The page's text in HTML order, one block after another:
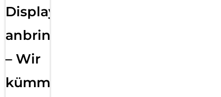
Displayfolie
anbringen
– Wir
kümmern